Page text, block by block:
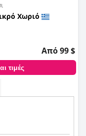
Χωριό
Από 99 $
τιμές